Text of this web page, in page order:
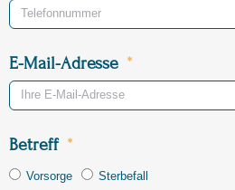
E-Mail-Adresse
Betreff
Vorsorge Sterbefall